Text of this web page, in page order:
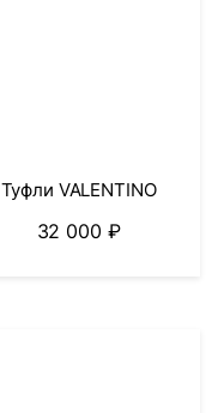
Туфли VALENTINO
32 000 ₽